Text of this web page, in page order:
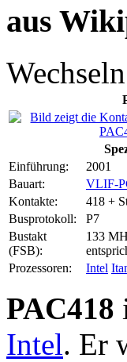
aus
Einführung:
2001
Bauart:
VLIF-
Kontakte:
418 +
Busprotokoll:
P7
Bustakt
(FSB):
133
Prozessoren:
Intel
PAC418
Intel. Er